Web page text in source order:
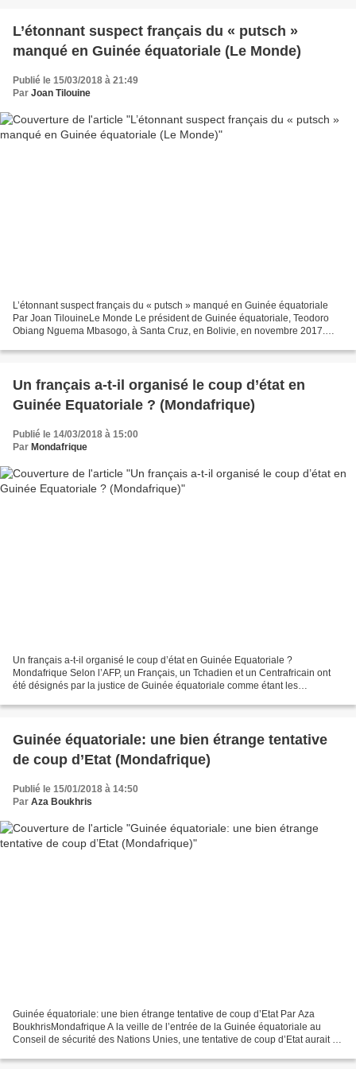
L’étonnant suspect français du « putsch »
manqué en Guinée équatoriale (Le Monde)
Publié le 15/03/2018 à 21:49
Par Joan Tilouine
L’étonnant suspect français du « putsch » manqué en Guinée équatoriale
Par Joan TilouineLe Monde Le président de Guinée équatoriale, Teodoro
Obiang Nguema Mbasogo, à Santa Cruz, en Bolivie, en novembre 2017.
Un français a-t-il organisé le coup d’état en
Guinée Equatoriale ? (Mondafrique)
Publié le 14/03/2018 à 15:00
Par Mondafrique
Un français a-t-il organisé le coup d’état en Guinée Equatoriale ?
Mondafrique Selon l’AFP, un Français, un Tchadien et un Centrafricain ont
été désignés par la justice de Guinée équatoriale comme étant les
Guinée équatoriale: une bien étrange tentative
de coup d’Etat (Mondafrique)
Publié le 15/01/2018 à 14:50
Par Aza Boukhris
Guinée équatoriale: une bien étrange tentative de coup d’Etat Par Aza
BoukhrisMondafrique A la veille de l’entrée de la Guinée équatoriale au
Conseil de sécurité des Nations Unies, une tentative de coup d’Etat aurait eu